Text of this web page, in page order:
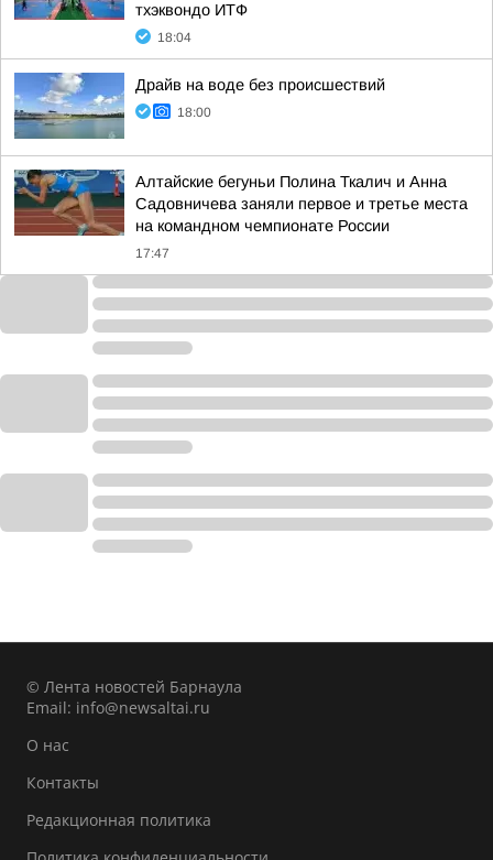
тхэквондо ИТФ
18:04
Драйв на воде без происшествий
18:00
Алтайские бегуньи Полина Ткалич и Анна
Садовничева заняли первое и третье места
на командном чемпионате России
17:47
© Лента новостей Барнаула
Email: info@newsaltai.ru
О нас
Контакты
Редакционная политика